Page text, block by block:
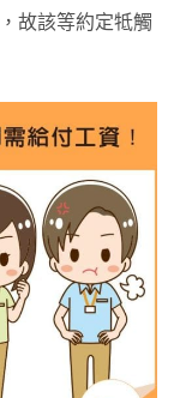
，故該等約定牴觸